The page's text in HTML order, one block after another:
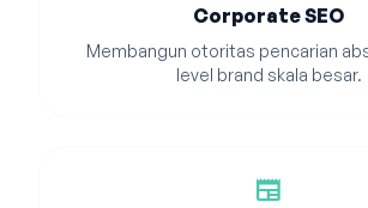
Corporate SEO
Membangun otoritas pencarian
level brand skala besar.
newspaper